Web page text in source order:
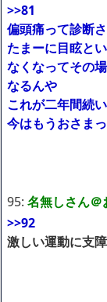
>>81
偏頭痛って診断
たまーに目眩と
なくなってその
なるんや
これが二年間続
今はもうおさま
95: 名無しさん＠
>>92
激しい運動に支